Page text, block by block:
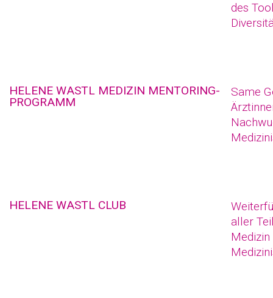
des
HELENE WASTL MEDIZIN MENTORING-
PROGRAMM
Same
HELENE WASTL CLUB
aller